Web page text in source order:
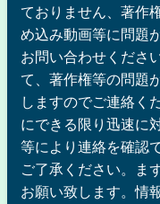
ておりません、著作
め込み動画等に問題
お問い合わせくださ
て、著作権等の問題
しますのでご連絡く
にできる限り迅速に
等により連絡を確認
ご了承ください。ま
お願い致します。情